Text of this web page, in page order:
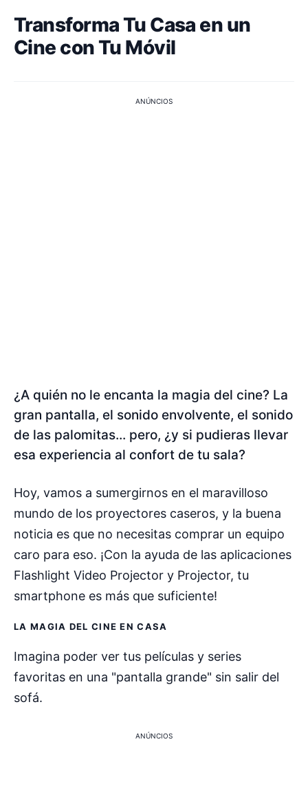
Transforma Tu Casa en un
Cine con Tu Móvil
ANÚNCIOS
¿A quién no le encanta la magia del cine? La
gran pantalla, el sonido envolvente, el sonido
de las palomitas... pero, ¿y si pudieras llevar
esa experiencia al confort de tu sala?
Hoy, vamos a sumergirnos en el maravilloso
mundo de los proyectores caseros, y la buena
noticia es que no necesitas comprar un equipo
caro para eso. ¡Con la ayuda de las aplicaciones
Flashlight Video Projector y Projector, tu
smartphone es más que suficiente!
LA MAGIA DEL CINE EN CASA
Imagina poder ver tus películas y series
favoritas en una "pantalla grande" sin salir del
sofá.
ANÚNCIOS